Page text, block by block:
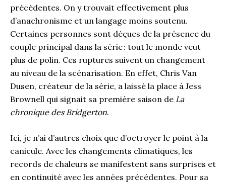
précédentes. On y trouvait effectivement plus
d’anachronisme et un langage moins soutenu.
Certaines personnes sont déçues de la présence du
couple principal dans la série : tout le monde veut
plus de polin. Ces ruptures suivent un changement
au niveau de la scénarisation. En effet, Chris Van
Dusen, créateur de la série, a laissé la place à Jess
Brownell qui signait sa première saison de La
chronique des Bridgerton.
Ici, je n’ai d’autres choix que d’octroyer le point à la
canicule. Avec les changements climatiques, les
records de chaleurs se manifestent sans surprises et
en continuité avec les années précédentes. Pour sa